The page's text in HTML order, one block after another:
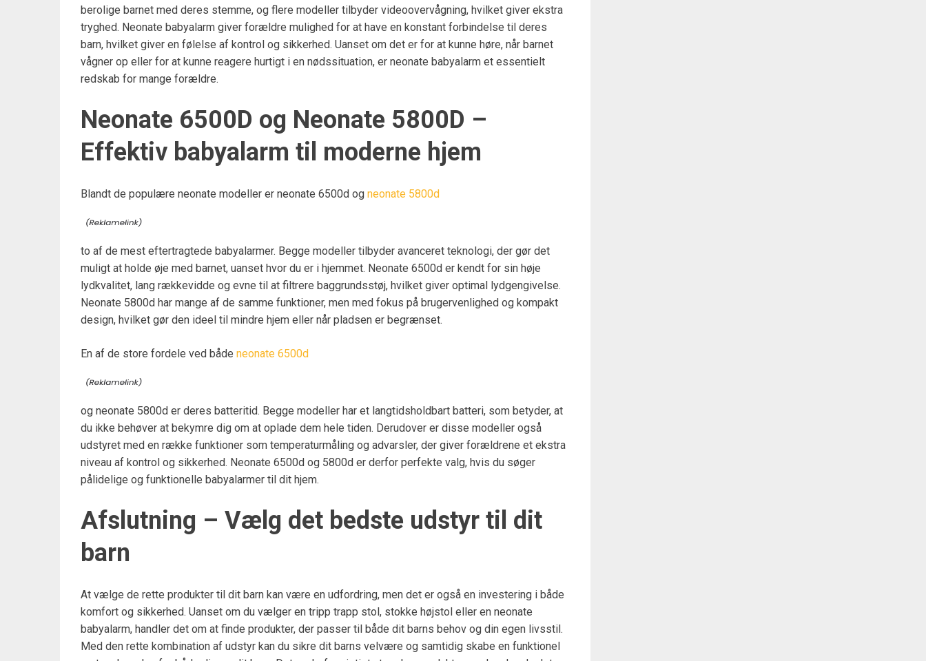
berolige barnet med deres stemme, og flere modeller tilbyder videoovervågning, hvilket giver ekstra
tryghed. Neonate babyalarm giver forældre mulighed for at have en konstant forbindelse til deres
barn, hvilket giver en følelse af kontrol og sikkerhed. Uanset om det er for at kunne høre, når barnet
vågner op eller for at kunne reagere hurtigt i en nødssituation, er neonate babyalarm et essentielt
redskab for mange forældre.
Neonate 6500D og Neonate 5800D –
Effektiv babyalarm til moderne hjem
Blandt de populære neonate modeller er neonate 6500d og neonate 5800d
to af de mest eftertragtede babyalarmer. Begge modeller tilbyder avanceret teknologi, der gør det
muligt at holde øje med barnet, uanset hvor du er i hjemmet. Neonate 6500d er kendt for sin høje
lydkvalitet, lang rækkevidde og evne til at filtrere baggrundsstøj, hvilket giver optimal lydgengivelse.
Neonate 5800d har mange af de samme funktioner, men med fokus på brugervenlighed og kompakt
design, hvilket gør den ideel til mindre hjem eller når pladsen er begrænset.
En af de store fordele ved både neonate 6500d
og neonate 5800d er deres batteritid. Begge modeller har et langtidsholdbart batteri, som betyder, at
du ikke behøver at bekymre dig om at oplade dem hele tiden. Derudover er disse modeller også
udstyret med en række funktioner som temperaturmåling og advarsler, der giver forældrene et ekstra
niveau af kontrol og sikkerhed. Neonate 6500d og 5800d er derfor perfekte valg, hvis du søger
pålidelige og funktionelle babyalarmer til dit hjem.
Afslutning – Vælg det bedste udstyr til dit
barn
At vælge de rette produkter til dit barn kan være en udfordring, men det er også en investering i både
komfort og sikkerhed. Uanset om du vælger en tripp trapp stol, stokke højstol eller en neonate
babyalarm, handler det om at finde produkter, der passer til både dit barns behov og din egen livsstil.
Med den rette kombination af udstyr kan du sikre dit barns velvære og samtidig skabe en funktionel